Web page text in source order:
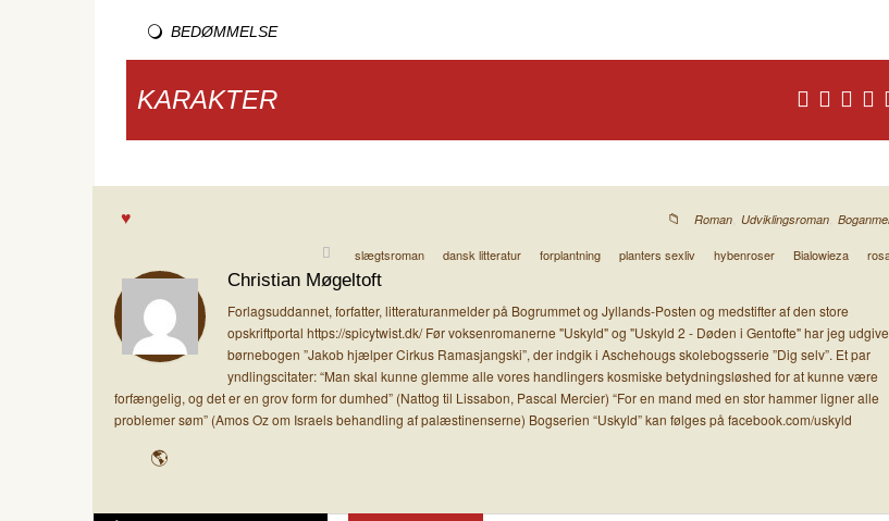
BEDØMMELSE
KARAKTER
Roman Udviklingsroman
slægtsroman dansk litteratur forplantning planters sexliv hybenroser Bialowieza
Christian Møgeltoft
Forlagsuddannet, forfatter, litteraturanmelder på Bogrummet og Jyllands-Posten og medstifter af den store
opskriftportal https://spicytwist.dk/ Før voksenromanerne "Uskyld" og "Uskyld 2 - Døden i Gentofte" har jeg
børnebogen ”Jakob hjælper Cirkus Ramasjangski”, der indgik i Aschehougs skolebogsserie ”Dig selv”. Et par
yndlingscitater: “Man skal kunne glemme alle vores handlingers kosmiske betydningsløshed for at kunne være
forfængelig, og det er en grov form for dumhed” (Nattog til Lissabon, Pascal Mercier) “For en mand med en stor hammer ligner alle
problemer søm” (Amos Oz om Israels behandling af palæstinenserne) Bogserien “Uskyld” kan følges på facebook.com/uskyld